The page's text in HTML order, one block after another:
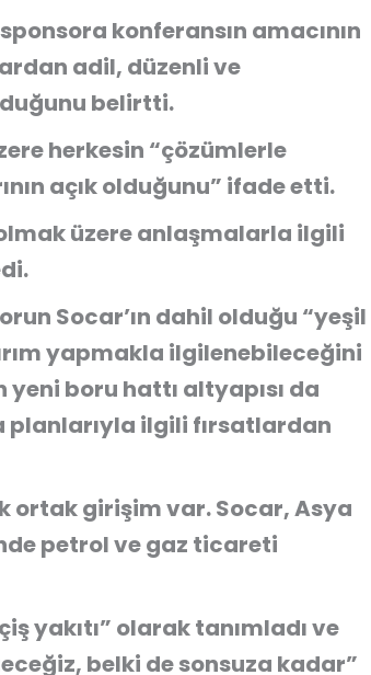
konferansın amacının
adil, düzenli ve
belirtti.
herkesin “çözümlerle
açık olduğunu” ifade etti.
üzere anlaşmalarla ilgili
Socar’ın dahil olduğu “yeşil
yapmakla ilgilenebileceğini
boru hattı altyapısı da
planlarıyla ilgili fırsatlardan
ortak girişim var. Socar, Asya
petrol ve gaz ticareti
yakıtı” olarak tanımladı ve
belki de sonsuza kadar”